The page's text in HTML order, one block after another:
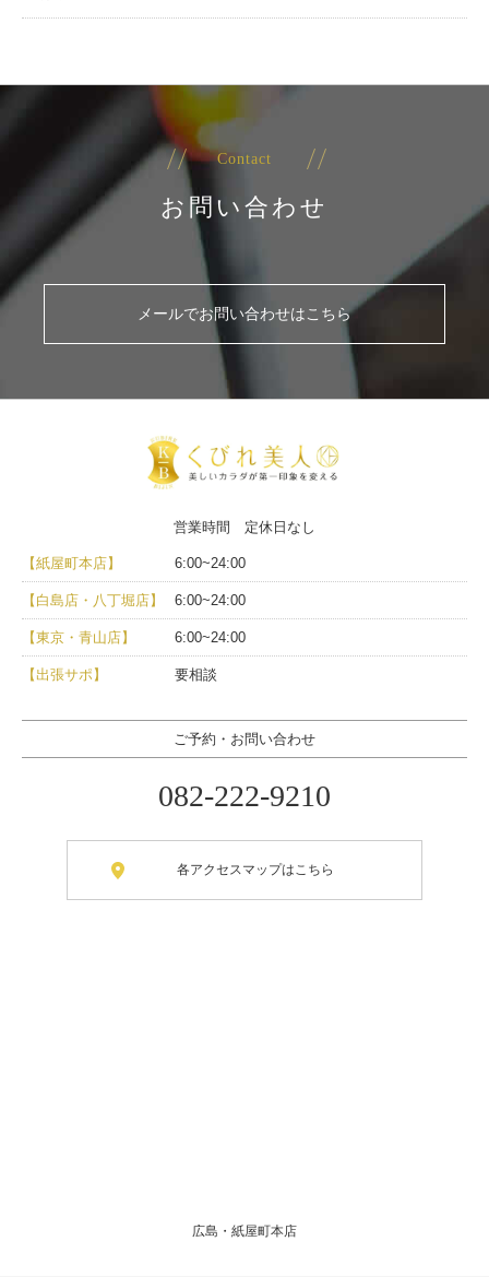
Contact
お問い合わせ
メールでお問い合わせはこちら
営業時間 定休日なし
【紙屋町本店】 6:00~24:00
【白島店・八丁堀店】 6:00~24:00
【東京・青山店】 6:00~24:00
【出張サポ】 要相談
ご予約・お問い合わせ
082-222-9210
各アクセスマップはこちら
広島・紙屋町本店